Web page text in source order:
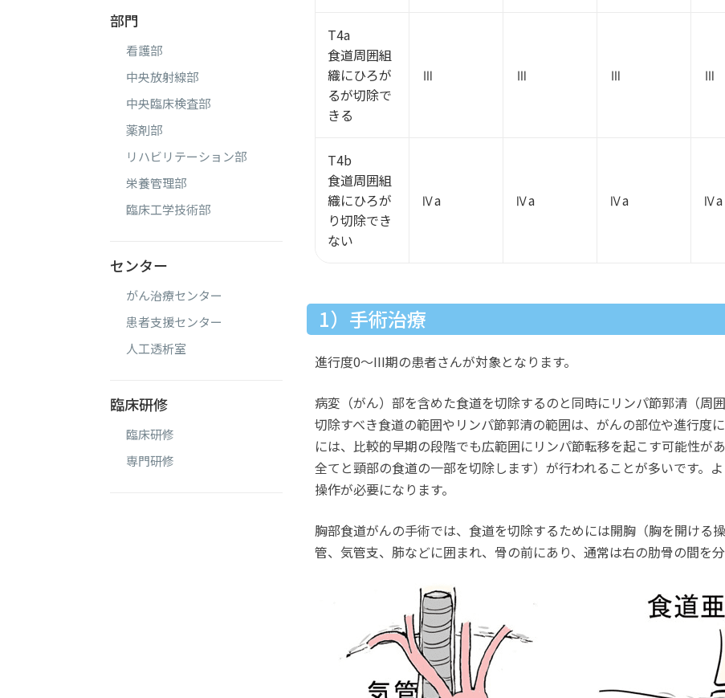
部門
看護部
中央放射線部
中央臨床検査部
薬剤部
リハビリテーション部
栄養管理部
臨床工学技術部
センター
がん治療センター
患者支援センター
人工透析室
臨床研修
臨床研修
専門研修
T4a
食道周囲組
織にひろが
るが切除で
きる
Ⅲ Ⅲ Ⅲ Ⅲ
T4b
食道周囲組
織にひろが
り切除でき
ない
Ⅳa Ⅳa Ⅳa Ⅳa
1）手術治療
進行度0〜III期の患者さんが対象となります。
病変（がん）部を含めた食道を切除するのと同時にリンパ節郭清（周
切除すべき食道の範囲やリンパ節郭清の範囲は、がんの部位や進行度
には、比較的早期の段階でも広範囲にリンパ節転移を起こす可能性が
全てと頸部の食道の一部を切除します）が行われることが多いです。
操作が必要になります。
胸部食道がんの手術では、食道を切除するためには開胸（胸を開ける
管、気管支、肺などに囲まれ、骨の前にあり、通常は右の肋骨の間を